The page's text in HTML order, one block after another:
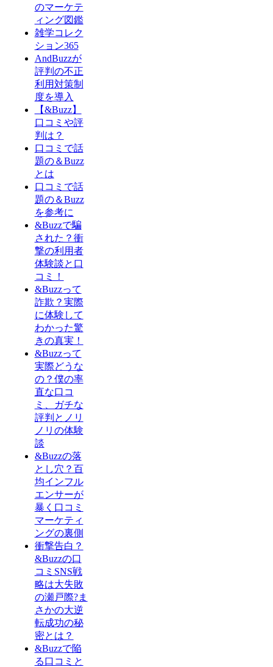
のマーケテ
ィング図鑑
雑学コレク
ション365
AndBuzzが
評判の不正
利用対策制
度を導入
【&Buzz】
口コミや評
判は？
口コミで話
題の＆Buzz
とは
口コミで話
題の＆Buzz
を参考に
&Buzzで騙
された？衝
撃の利用者
体験談と口
コミ！
&Buzzって
詐欺？実際
に体験して
わかった驚
きの真実！
&Buzzって
実際どうな
の？僕の率
直な口コ
ミ、ガチな
評判とノリ
ノリの体験
談
&Buzzの落
とし穴？百
均インフル
エンサーが
暴く口コミ
マーケティ
ングの裏側
衝撃告白？
&Buzzの口
コミSNS戦
略は大失敗
の瀬戸際?ま
さかの大逆
転成功の秘
密とは？
&Buzzで陥
る口コミと